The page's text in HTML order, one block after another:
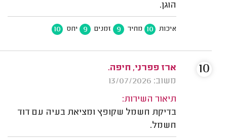
הוגן.
איכות 10 מחיר 9 זמנים 9 יחס 10
ארז פפרני, חיפה.
משוב: 13/07/2026
תיאור השירות:
בדיקת חשמל שקופץ ומציאת בעיה עם דוד
חשמל.
10